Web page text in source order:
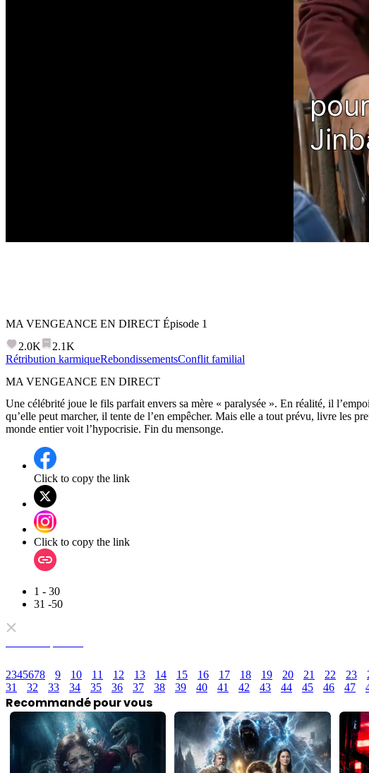
et
de
MA VENGEANCE EN DIRECT Épisode 1
2.0K
2.1K
Rétribution karmiqueRebondissementsConflit familial
MA VENGEANCE EN DIRECT
Une célébrité joue le fils parfait envers sa mère « paralysée ». En réalité, il
qu’elle peut marcher, il tente de l’en empêcher. Mais elle a tout prévu, livre les
monde entier voit l’hypocrisie. Fin du mensonge.
Click to copy the link
Click to copy the link
1 - 30
31 -50
2345678 9 10 11 12 13 14 15 16 17 18 19 20 21 22 23
31
32 33 34 35 36 37 38 39 40 41 42 43 44 45 46 47
Recommandé pour vous